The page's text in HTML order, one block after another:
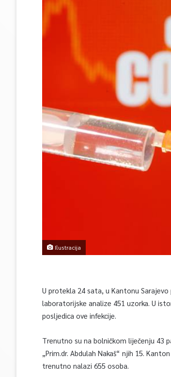
Ilustracija
U protekla 24 sata, u Kantonu
laboratorijske analize 451 uzorka. U
posljedica ove infekcije.
Trenutno su na bolničkom liječenju 43
„Prim.dr. Abdulah Nakaš“ njih 15.
trenutno nalazi 655 osoba.